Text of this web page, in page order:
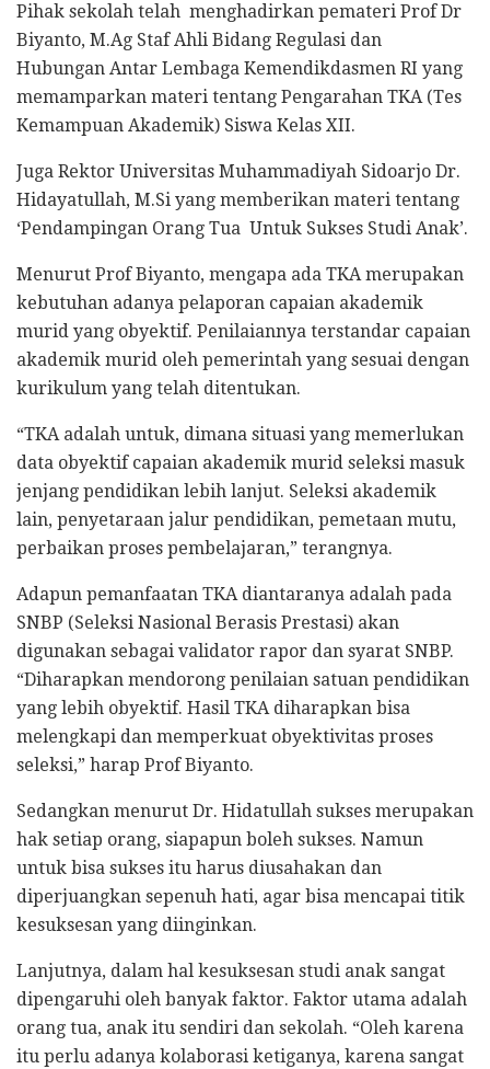
Pihak sekolah telah menghadirkan pemateri Prof Dr
Biyanto, M.Ag Staf Ahli Bidang Regulasi dan
Hubungan Antar Lembaga Kemendikdasmen RI yang
memamparkan materi tentang Pengarahan TKA (Tes
Kemampuan Akademik) Siswa Kelas XII.
Juga Rektor Universitas Muhammadiyah Sidoarjo Dr.
Hidayatullah, M.Si yang memberikan materi tentang
‘Pendampingan Orang Tua Untuk Sukses Studi Anak’.
Menurut Prof Biyanto, mengapa ada TKA merupakan
kebutuhan adanya pelaporan capaian akademik
murid yang obyektif. Penilaiannya terstandar capaian
akademik murid oleh pemerintah yang sesuai dengan
kurikulum yang telah ditentukan.
“TKA adalah untuk, dimana situasi yang memerlukan
data obyektif capaian akademik murid seleksi masuk
jenjang pendidikan lebih lanjut. Seleksi akademik
lain, penyetaraan jalur pendidikan, pemetaan mutu,
perbaikan proses pembelajaran,” terangnya.
Adapun pemanfaatan TKA diantaranya adalah pada
SNBP (Seleksi Nasional Berasis Prestasi) akan
digunakan sebagai validator rapor dan syarat SNBP.
“Diharapkan mendorong penilaian satuan pendidikan
yang lebih obyektif. Hasil TKA diharapkan bisa
melengkapi dan memperkuat obyektivitas proses
seleksi,” harap Prof Biyanto.
Sedangkan menurut Dr. Hidatullah sukses merupakan
hak setiap orang, siapapun boleh sukses. Namun
untuk bisa sukses itu harus diusahakan dan
diperjuangkan sepenuh hati, agar bisa mencapai titik
kesuksesan yang diinginkan.
Lanjutnya, dalam hal kesuksesan studi anak sangat
dipengaruhi oleh banyak faktor. Faktor utama adalah
orang tua, anak itu sendiri dan sekolah. “Oleh karena
itu perlu adanya kolaborasi ketiganya, karena sangat